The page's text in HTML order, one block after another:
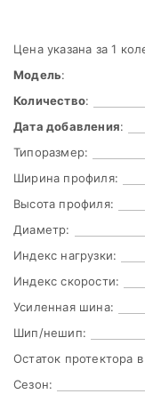
Цена указана за 1
Модель:
Количество:
Дата добавления:
Типоразмер:
Ширина профиля:
Высота профиля:
Диаметр:
Индекс нагрузки:
Индекс скорости:
Усиленная шина:
Шип/нешип:
Остаток протектора
Сезон: